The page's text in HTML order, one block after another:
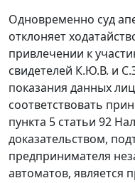
Одновременно суд
отклоняет
привлечении к
свидетелей К.Ю.В. и
показания данных
соответствовать
пункта 5 статьи 92
доказательством,
предпринимателя
автоматов, является